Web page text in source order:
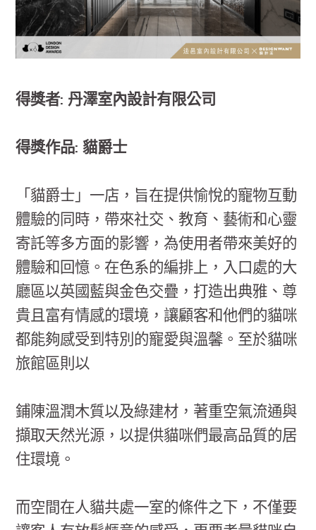
得獎者: 丹澤室內設計有限公司
得獎作品: 貓爵士
「貓爵士」一店，旨在提供愉悅的寵物互動
體驗的同時，帶來社交、教育、藝術和心靈
寄託等多方面的影響，為使用者帶來美好的
體驗和回憶。在色系的編排上，入口處的大
廳區以英國藍與金色交疊，打造出典雅、尊
貴且富有情感的環境，讓顧客和他們的貓咪
都能夠感受到特別的寵愛與溫馨。至於貓咪
旅館區則以
鋪陳溫潤木質以及綠建材，著重空氣流通與
擷取天然光源，以提供貓咪們最高品質的居
住環境。
而空間在人貓共處一室的條件之下，不僅要